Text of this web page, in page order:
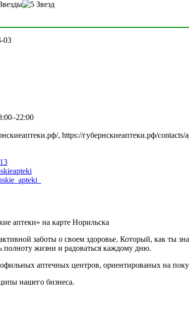
03
, https://губернскиеаптеки.рф/
аптеки» на карте Норильска
активной заботы о своем здоровье. Который, как
полноту жизни и радоваться каждому дню.
аптечных центров, ориентированых на
нашего бизнеса.